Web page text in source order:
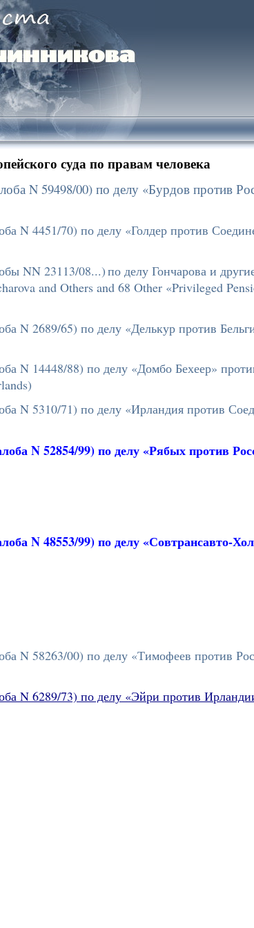
суда по правам человека
N 59498/00) по делу «Бурдов против
N 4451/70) по делу «Голдер против
NN 23113/08...)по делу Гончарова и
and Others and 68 Other «Privileged
N 2689/65) по делу «Делькур против
N 14448/88) по делу «Домбо Бехеер»
N 5310/71) по делу «Ирландия против
N 52854/99) по делу «Рябыхпротив
N 48553/99) по делу «Совтрансавто-
N 58263/00) по делу «Тимофеев против
N 6289/73) по делу «Эйри против